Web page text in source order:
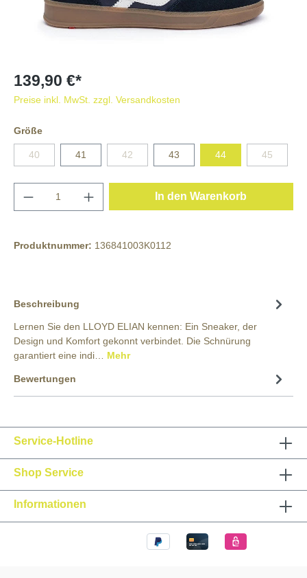
139,90 €*
Preise inkl. MwSt. zzgl. Versandkosten
Größe
40 41 42 43 44 45
In den Warenkorb
Produktnummer: 136841003K0112
Beschreibung
Lernen Sie den LLOYD ELIAN kennen: Ein Sneaker, der
Design und Komfort gekonnt verbindet. Die Schnürung
garantiert eine indi… Mehr
Bewertungen
Service-Hotline
Shop Service
Informationen